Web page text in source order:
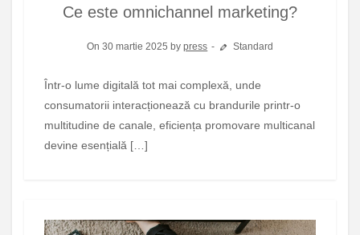
Ce este omnichannel marketing?
On 30 martie 2025 bypress Standard
Într-o lume digitală tot mai complexă, unde
consumatorii interacționează cu brandurile printr-o
multitudine de canale, eficiența promovare multicanal
devine esențială […]